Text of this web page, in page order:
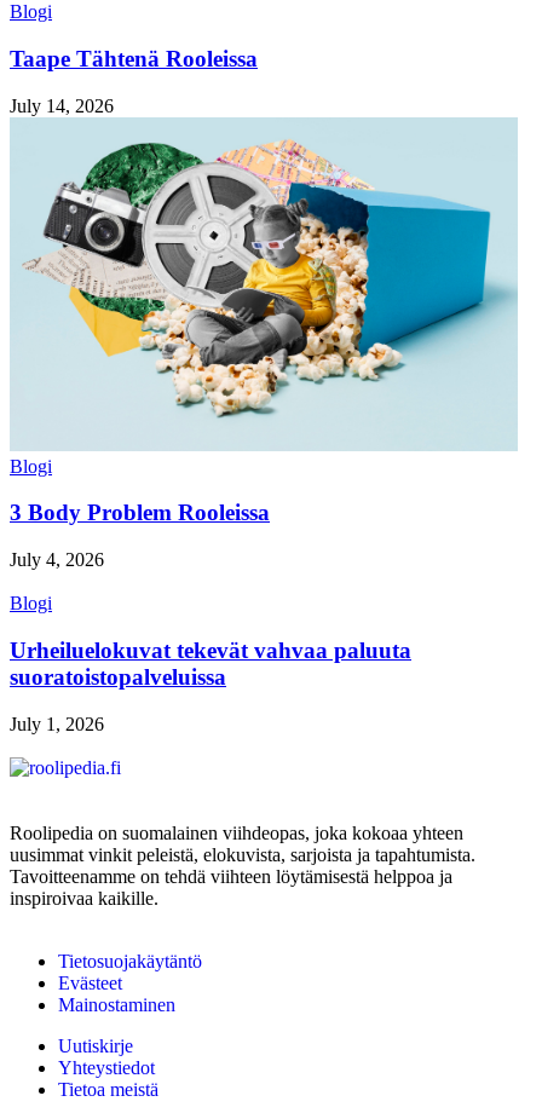
Blogi
Taape Tähtenä Rooleissa
July 14, 2026
Blogi
3 Body Problem Rooleissa
July 4, 2026
Blogi
Urheiluelokuvat tekevät vahvaa paluuta
suoratoistopalveluissa
July 1, 2026
Roolipedia on suomalainen viihdeopas, joka kokoaa yhteen
uusimmat vinkit peleistä, elokuvista, sarjoista ja tapahtumista.
Tavoitteenamme on tehdä viihteen löytämisestä helppoa ja
inspiroivaa kaikille.
Tietosuojakäytäntö
Evästeet
Mainostaminen
Uutiskirje
Yhteystiedot
Tietoa meistä